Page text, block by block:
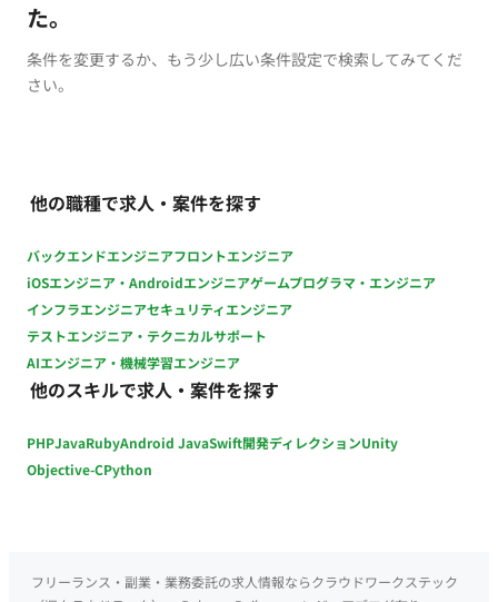
た。
条件を変更するか、もう少し広い条件設定で検索してみてくだ
さい。
他の職種で求人・案件を探す
バックエンドエンジニアフロントエンジニア
iOSエンジニア・Androidエンジニアゲームプログラマ・エンジニア
インフラエンジニアセキュリティエンジニア
テストエンジニア・テクニカルサポート
AIエンジニア・機械学習エンジニア
他のスキルで求人・案件を探す
PHPJavaRubyAndroid JavaSwift開発ディレクションUnity
Objective-CPython
フリーランス・副業・業務委託の求人情報ならクラウドワークステック